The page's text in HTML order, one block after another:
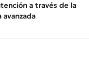
a través de la